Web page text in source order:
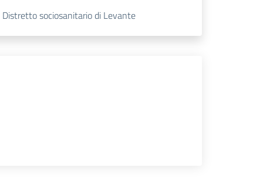
Distretto sociosanitario di Levante